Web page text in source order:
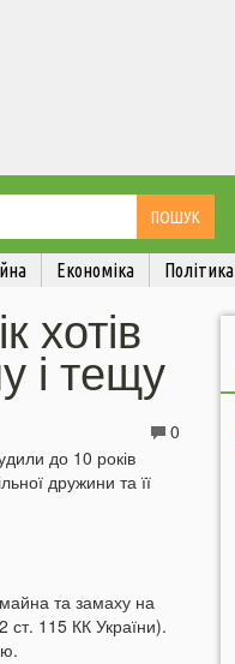
Економіка Політика
хотів
і тещу
0
до 10 років
дружини та її
та замаху на
ст. 115 КК України).